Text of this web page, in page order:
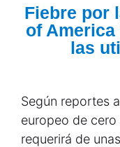
Fiebre por
of America
las
Según reportes
europeo de
requerirá de